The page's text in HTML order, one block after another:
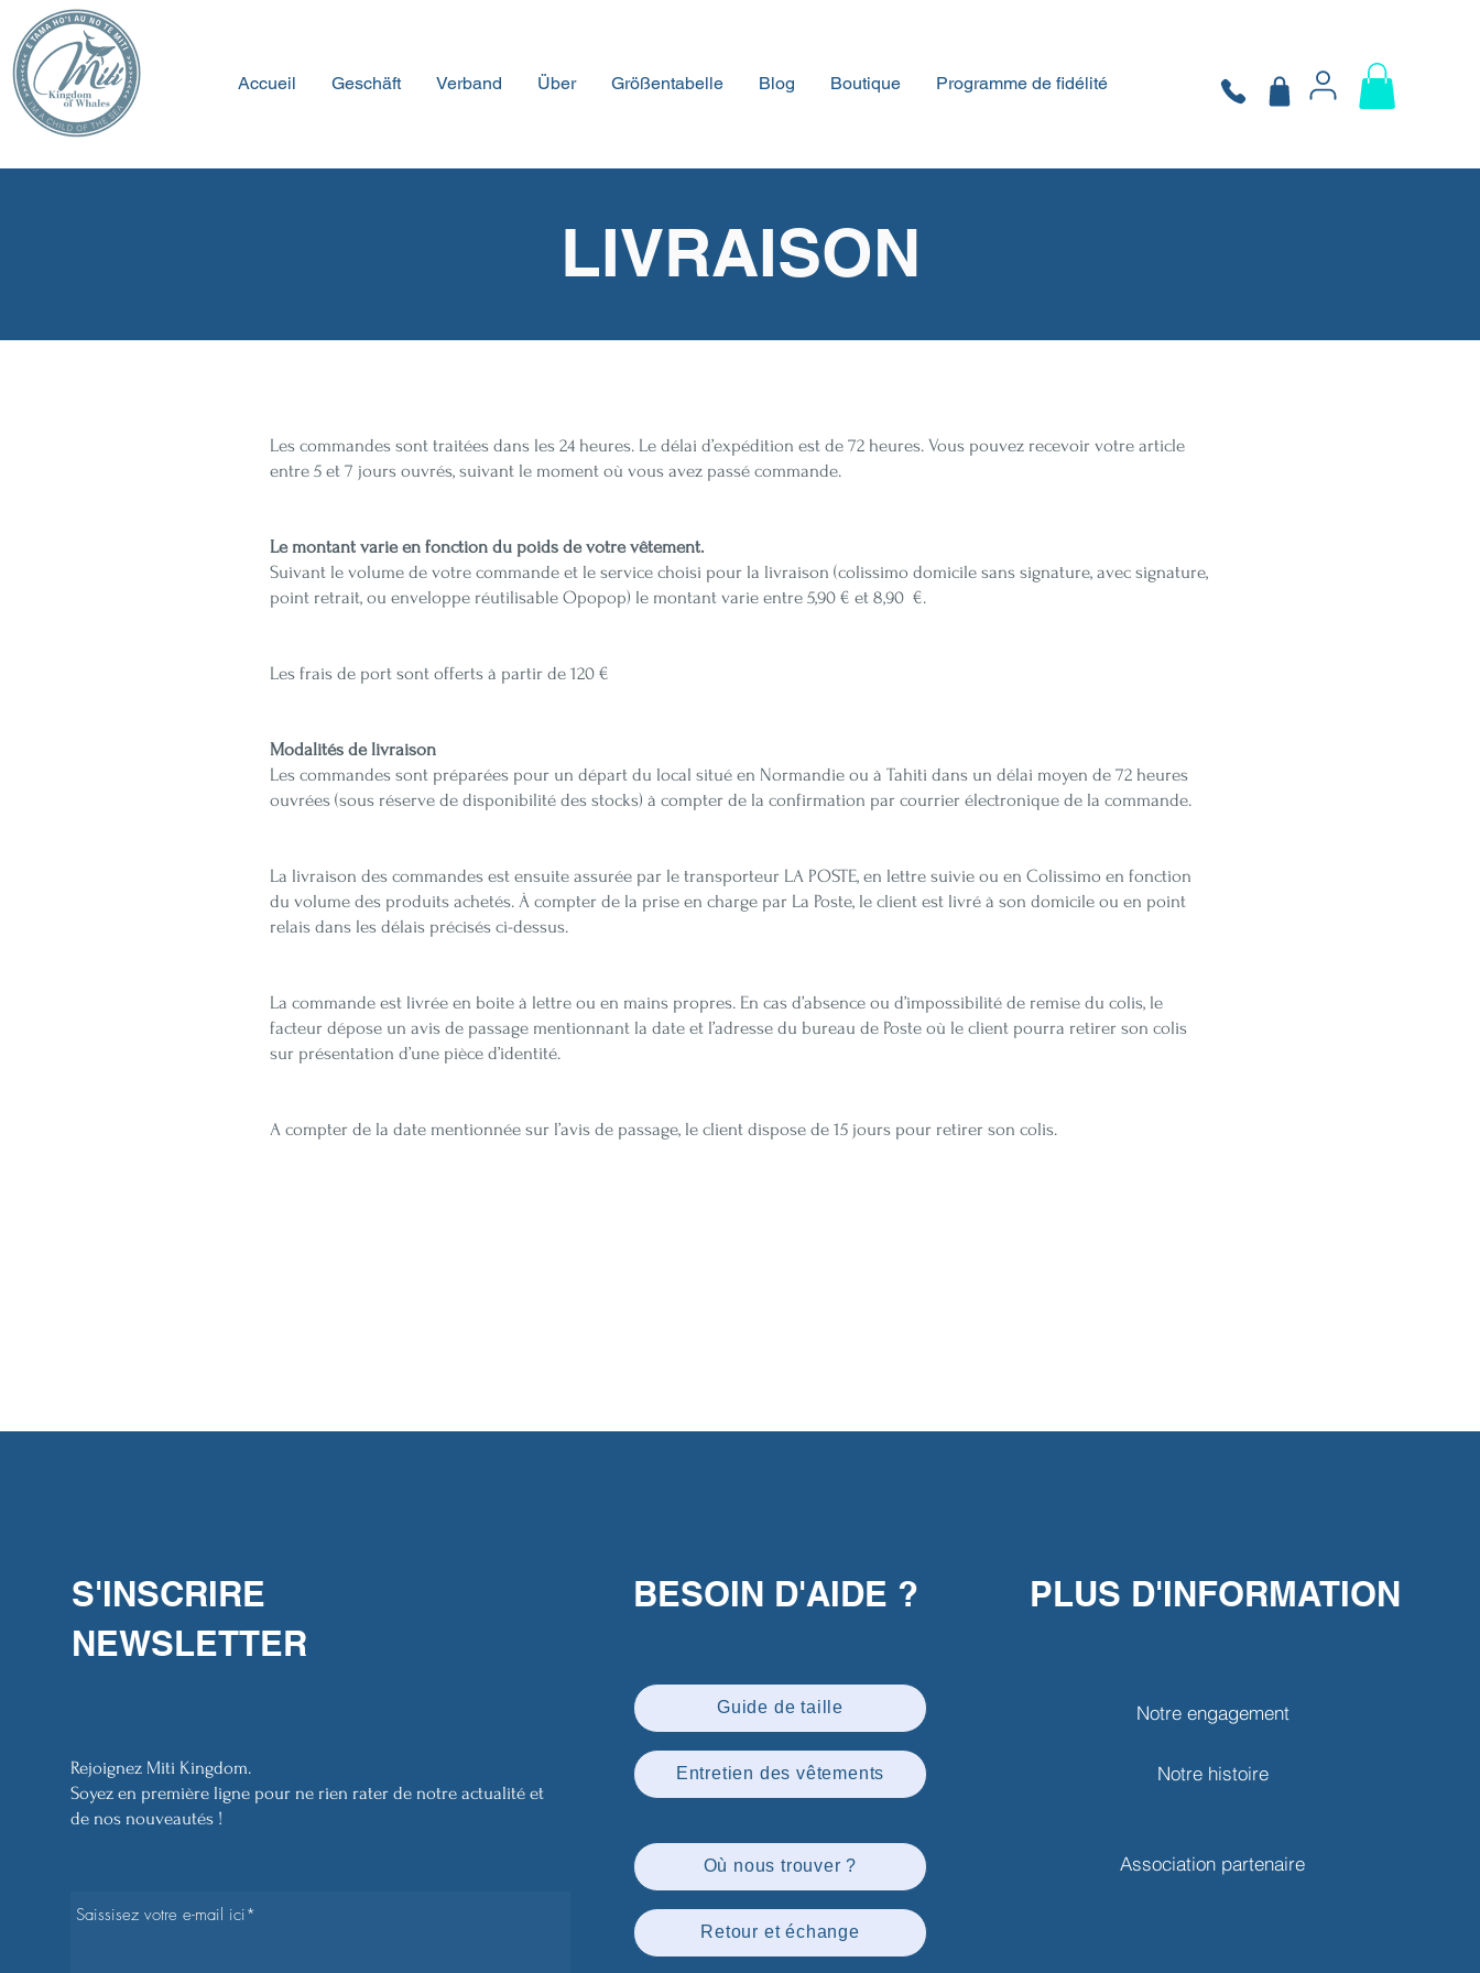
Accueil Geschäft Verband Über Größentabelle Blog Boutique Programme de fidélité
LIVRAISON
Les commandes sont traitées dans les 24 heures. Le délai d’expédition est de 72 heures. Vous pouvez recevoir votre article
entre 5 et 7 jours ouvrés, suivant le moment où vous avez passé commande.
Le montant varie en fonction du poids de votre vêtement.
Suivant le volume de votre commande et le service choisi pour la livraison (colissimo domicile sans signature, avec signature,
point retrait, ou enveloppe réutilisable Opopop) le montant varie entre 5,90 € et 8,90 €.
Les frais de port sont offerts à partir de 120 €
Modalités de livraison
Les commandes sont préparées pour un départ du local situé en Normandie ou à Tahiti dans un délai moyen de 72 heures
ouvrées (sous réserve de disponibilité des stocks) à compter de la confirmation par courrier électronique de la commande.
La livraison des commandes est ensuite assurée par le transporteur LA POSTE, en lettre suivie ou en Colissimo en fonction
du volume des produits achetés. À compter de la prise en charge par La Poste, le client est livré à son domicile ou en point
relais dans les délais précisés ci-dessus.
La commande est livrée en boite à lettre ou en mains propres. En cas d’absence ou d’impossibilité de remise du colis, le
facteur dépose un avis de passage mentionnant la date et l’adresse du bureau de Poste où le client pourra retirer son colis
sur présentation d’une pièce d’identité.
A compter de la date mentionnée sur l’avis de passage, le client dispose de 15 jours pour retirer son colis.
S'INSCRIRE
NEWSLETTER
BESOIN D'AIDE ?
Guide de taille
Rejoignez Miti Kingdom.
Soyez en première ligne pour ne rien rater de notre actualité et
de nos nouveautés !
Entretien des vêtements
Où nous trouver ?
Retour et échange
PLUS D'INFORMATION
Notre engagement
Notre histoire
Association partenaire